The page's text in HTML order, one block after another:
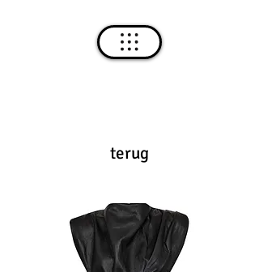
terug